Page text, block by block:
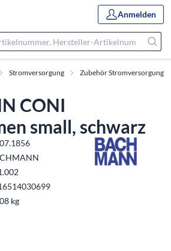
Anmelden
Stromversorgung Zubehör Stromversorgung
CONI
small, schwarz
kg